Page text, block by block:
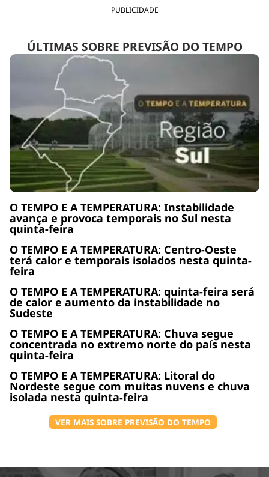
PUBLICIDADE
ÚLTIMAS SOBRE PREVISÃO DO TEMPO
O TEMPO E A TEMPERATURA: Instabilidade
avança e provoca temporais no Sul nesta
quinta-feira
O TEMPO E A TEMPERATURA: Centro-Oeste
terá calor e temporais isolados nesta quinta-
feira
O TEMPO E A TEMPERATURA: quinta-feira será
de calor e aumento da instabilidade no
Sudeste
O TEMPO E A TEMPERATURA: Chuva segue
concentrada no extremo norte do país nesta
quinta-feira
O TEMPO E A TEMPERATURA: Litoral do
Nordeste segue com muitas nuvens e chuva
isolada nesta quinta-feira
VER MAIS SOBRE PREVISÃO DO TEMPO